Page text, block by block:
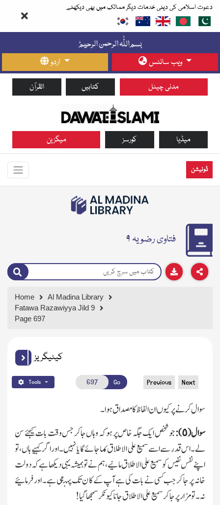
دعوت اسلامی کی دینی خدمات دیگر ممالک میں بھی دیکھئے
اردو ویب سائٹس
القرآن کتابیں مدنی چینل
میگزین کورسز میڈیا
ڈونیشن
فتاوی رضویہ ۹
Home
Al Madina Library
Fatawa Razawiyya Jild 9
Page 697
کیٹیگریز
Tools Go Previous Next
سوال کرنے پر کیوں ان الفاظ کا مصداق ہوا۔
سوال (٥):
جو شخص ایك جگہ خاص پر ہو کہ وہاں جاکر جس وقت بات کیجئے سن
لے۔ اس قدر سے اسے سمیع علی الاطلاق کہا جائےگایا نہیں۔اور اگرکہیے ہاں، تو
اپنے نفس نفیس کو سمیع علی الاطلاق مانیے، ہم نے تو ہمیشہ یہی دیکھا ہے کہ دولت
خانہ پر جا کر جب کسی نے بات کی ہے آپ کے کا ن تك پہنچی ہے۔ اور فرمائیے
نہ۔ تو مزار پر جاکر سمیع علی الاطلاق جانا کیونکر سمجھا گیا!